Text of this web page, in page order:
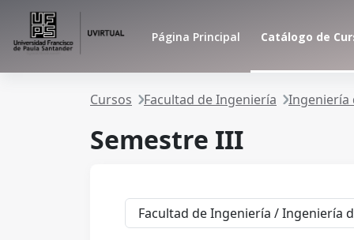
Saltar al contenido principal
Página Principal Catálogo de
Cursos Facultad de Ingeniería Ingeniería
Semestre III
Categorías de curso